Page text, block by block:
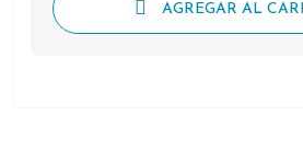
AGREGAR AL